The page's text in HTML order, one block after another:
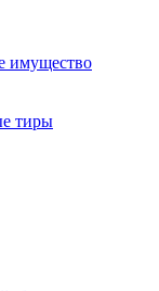
имущество
тиры